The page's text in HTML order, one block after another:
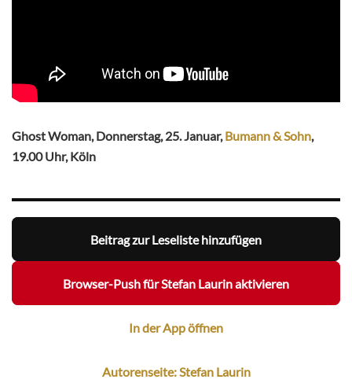
Ghost Woman, Donnerstag, 25. Januar,Bumann & Sohn,
19.00 Uhr, Köln
Beitrag zur Leseliste hinzufügen
Browser-Push für Stefan Laurin aktivieren
In der App öffnen
Autorenseite: Stefan Laurin